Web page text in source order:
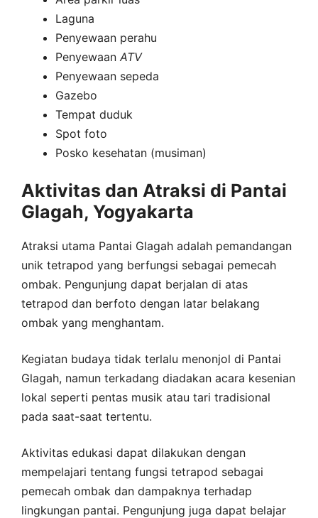
Laguna
Penyewaan perahu
Penyewaan ATV
Penyewaan sepeda
Gazebo
Tempat duduk
Spot foto
Posko kesehatan (musiman)
Aktivitas dan Atraksi di Pantai
Glagah, Yogyakarta
Atraksi utama Pantai Glagah adalah pemandangan
unik tetrapod yang berfungsi sebagai pemecah
ombak. Pengunjung dapat berjalan di atas
tetrapod dan berfoto dengan latar belakang
ombak yang menghantam.
Kegiatan budaya tidak terlalu menonjol di Pantai
Glagah, namun terkadang diadakan acara kesenian
lokal seperti pentas musik atau tari tradisional
pada saat-saat tertentu.
Aktivitas edukasi dapat dilakukan dengan
mempelajari tentang fungsi tetrapod sebagai
pemecah ombak dan dampaknya terhadap
lingkungan pantai. Pengunjung juga dapat belajar